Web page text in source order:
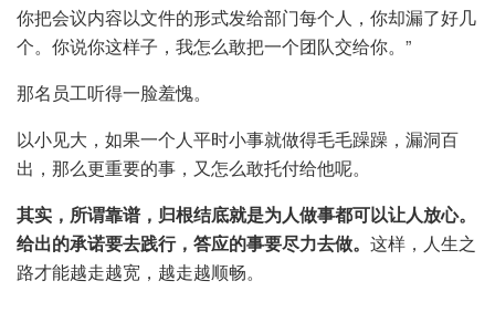
你把会议内容以文件的形式发给部门每个人，你却漏了好几
个。你说你这样子，我怎么敢把一个团队交给你。”
那名员工听得一脸羞愧。
以小见大，如果一个人平时小事就做得毛毛躁躁，漏洞百
出，那么更重要的事，又怎么敢托付给他呢。
其实，所谓靠谱，归根结底就是为人做事都可以让人放心。
给出的承诺要去践行，答应的事要尽力去做。 这样，人生之
路才能越走越宽，越走越顺畅。